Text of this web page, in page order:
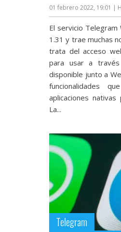
comparativas,
01 febrero 2022, 19:01 |
El servicio Telegram
1.31 y trae muchas
trata del acceso
para usar a
disponible junto a
funcionalidades
aplicaciones
La...
Telegram